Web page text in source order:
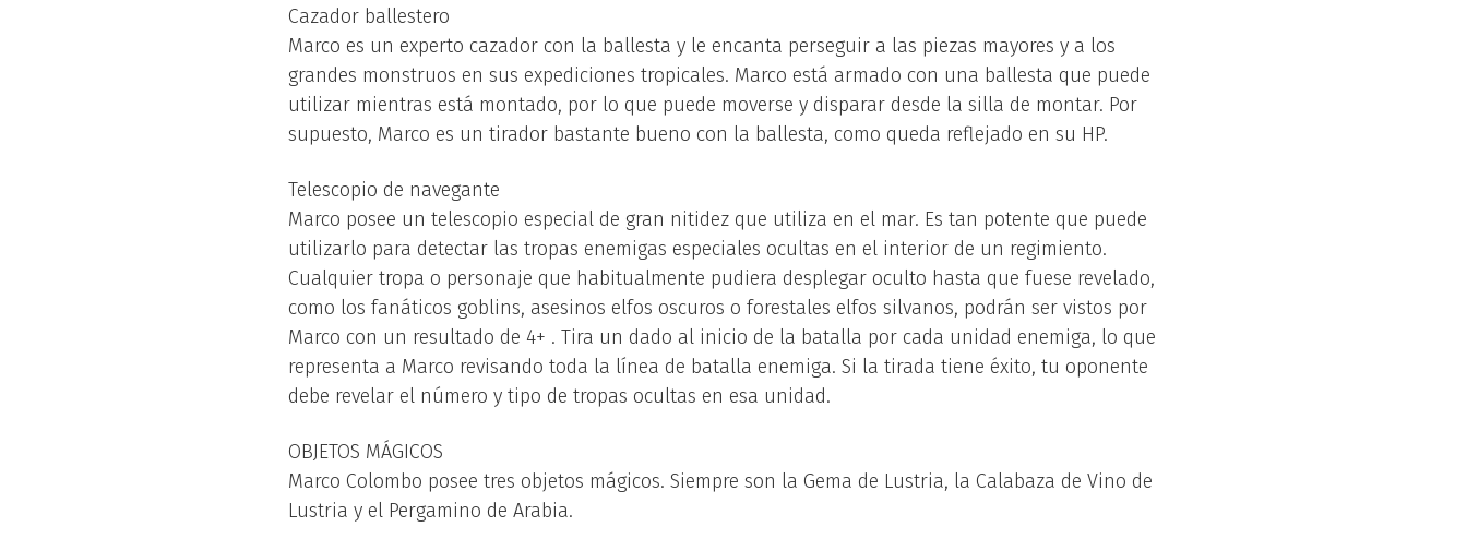
Cazador ballestero
Marco es un experto cazador con la ballesta y le encanta perseguir a las piezas mayores y a los
grandes monstruos en sus expediciones tropicales. Marco está armado con una ballesta que puede
utilizar mientras está montado, por lo que puede moverse y disparar desde la silla de montar. Por
supuesto, Marco es un tirador bastante bueno con la ballesta, como queda reflejado en su HP.
Telescopio de navegante
Marco posee un telescopio especial de gran nitidez que utiliza en el mar. Es tan potente que puede
utilizarlo para detectar las tropas enemigas especiales ocultas en el interior de un regimiento.
Cualquier tropa o personaje que habitualmente pudiera desplegar oculto hasta que fuese revelado,
como los fanáticos goblins, asesinos elfos oscuros o forestales elfos silvanos, podrán ser vistos por
Marco con un resultado de 4+ . Tira un dado al inicio de la batalla por cada unidad enemiga, lo que
representa a Marco revisando toda la línea de batalla enemiga. Si la tirada tiene éxito, tu oponente
debe revelar el número y tipo de tropas ocultas en esa unidad.
OBJETOS MÁGICOS
Marco Colombo posee tres objetos mágicos. Siempre son la Gema de Lustria, la Calabaza de Vino de
Lustria y el Pergamino de Arabia.